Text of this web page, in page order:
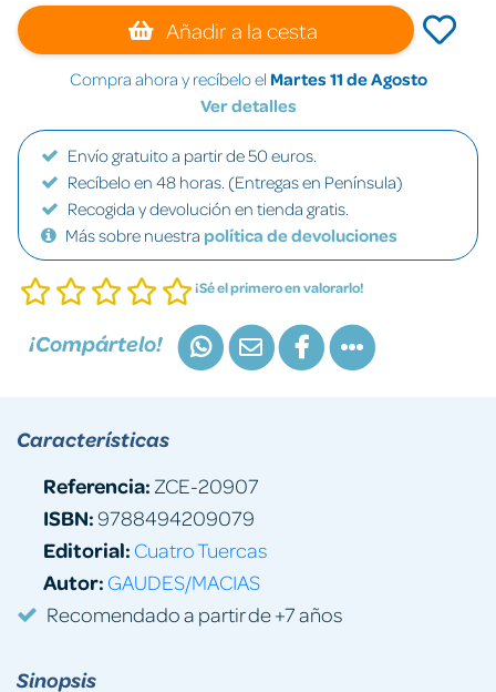
Añadir a la cesta
Compra ahora y recíbelo el Martes 11 de Agosto
Ver detalles
Envío gratuito a partir de 50 euros.
Recíbelo en 48 horas. (Entregas en Península)
Recogida y devolución en tienda gratis.
Más sobre nuestra política de devoluciones
¡Sé el primero en valorarlo!
¡Compártelo!
Sinopsis
Características
Referencia: ZCE-20907
ISBN:9788494209079
Editorial: Cuatro Tuercas
Autor: GAUDES/MACIAS
Recomendado a partir de +7 años